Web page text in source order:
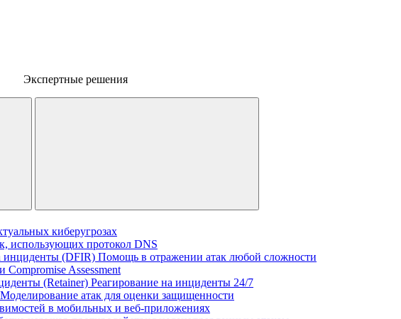
Экспертные решения
киберугрозах
использующих протокол DNS
инциденты (DFIR) Помощь в отражении атак любой сложности
Compromise Assessment
(Retainer) Реагирование на инциденты 24/7
Моделирование атак для оценки защищенности
в мобильных и веб‑приложениях